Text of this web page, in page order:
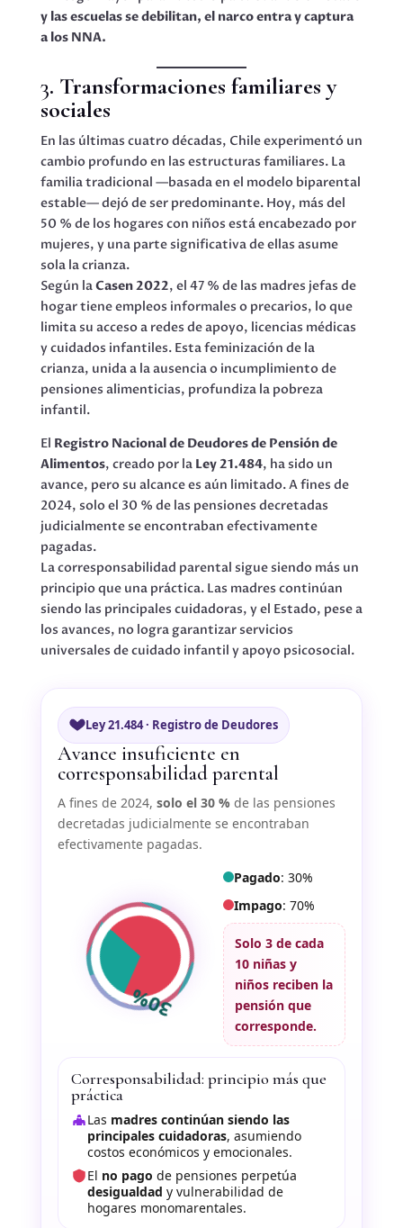
y las escuelas se debilitan, el narco entra y captura
a los NNA.
3. Transformaciones familiares y
sociales
En las últimas cuatro décadas, Chile experimentó un
cambio profundo en las estructuras familiares. La
familia tradicional —basada en el modelo biparental
estable— dejó de ser predominante. Hoy, más del
50 % de los hogares con niños está encabezado por
mujeres, y una parte significativa de ellas asume
sola la crianza.
Según laCasen 2022, el 47 % de las madres jefas de
hogar tiene empleos informales o precarios, lo que
limita su acceso a redes de apoyo, licencias médicas
y cuidados infantiles. Esta feminización de la
crianza, unida a la ausencia o incumplimiento de
pensiones alimenticias, profundiza la pobreza
infantil.
El Registro Nacional de Deudores de Pensión de
Alimentos, creado por la Ley 21.484, ha sido un
avance, pero su alcance es aún limitado. A fines de
2024, solo el 30 % de las pensiones decretadas
judicialmente se encontraban efectivamente
pagadas.
La corresponsabilidad parental sigue siendo más un
principio que una práctica. Las madres continúan
siendo las principales cuidadoras, y el Estado, pese a
los avances, no logra garantizar servicios
universales de cuidado infantil y apoyo psicosocial.
Ley 21.484 · Registro de Deudores
Avance insuficiente en
corresponsabilidad parental
A fines de 2024, solo el 30 %de las pensiones
decretadas judicialmente se encontraban
efectivamente pagadas.
30%
Pagado: 30%
Impago: 70%
Solo 3 de cada
10niñas y
niños reciben la
pensión que
corresponde.
Corresponsabilidad: principio más que
práctica
Las madres continúan siendo las
principales cuidadoras, asumiendo
costos económicos y emocionales.
El no pago de pensiones perpetúa
desigualdad y vulnerabilidad de
hogares monomarentales.